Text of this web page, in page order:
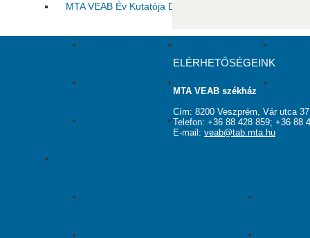
MTA VEAB Év Kutatója Díj
Az MTA VEAB Év Kutatója
ELÉRHETŐSÉGEINK
MTA VEAB székház
Cím: 8200 Veszprém, Vár utca
Telefon: +36 88 428 859; +36 88
E-mail: veab@tab.mta.hu